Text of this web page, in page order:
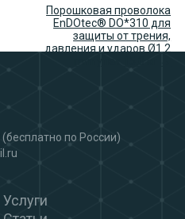
Порошковая проволока
EnDOtec® DO*310 для
защиты от трения,
давления и ударов Ø1.2
(бесплатно по России)
Услуги